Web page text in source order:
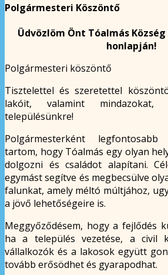
Polgármesteri Köszöntő
Üdvözlöm Önt Tóalmás
honlapján!
Polgármesteri köszöntő
Tisztelettel és szeretettel
lakóit, valamint mindazokat,
településünkre!
Polgármesterként
tartom, hogy Tóalmás egy olyan
dolgozni és családot alapítani.
egymást segítve és megbecsülve
falunkat, amely méltó múltjához,
a jövő lehetőségeire is.
Meggyőződésem, hogy a fejlődés
ha a település vezetése, a civil
vállalkozók és a lakosok együtt
tovább erősödhet és gyarapodhat.